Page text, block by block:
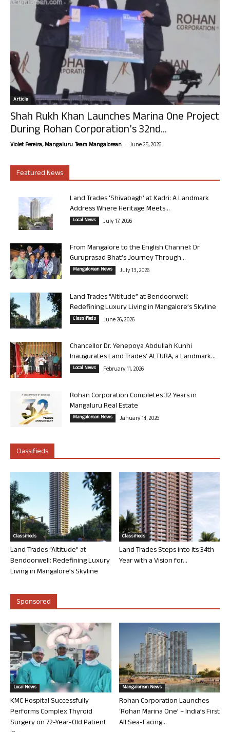
Article
Shah Rukh Khan Launches Marina One Project
During Rohan Corporation’s 32nd...
Violet Pereira, Mangaluru. Team Mangalorean. - June 25, 2026
Featured News
Land Trades ‘Shivabagh’ at Kadri: A Landmark
Address Where Heritage Meets...
Local News July 17, 2026
From Mangalore to the English Channel: Dr
Guruprasad Bhat’s Journey Through...
Mangalorean News July 13, 2026
Land Trades “Altitude” at Bendoorwell:
Redefining Luxury Living in Mangalore’s Skyline
Classifieds June 26, 2026
Chancellor Dr. Yenepoya Abdullah Kunhi
Inaugurates Land Trades’ ALTURA, a Landmark...
Local News February 11, 2026
Rohan Corporation Completes 32 Years in
Mangaluru Real Estate
Mangalorean News January 14, 2026
Classifieds
Classifieds
Land Trades “Altitude” at
Bendoorwell: Redefining Luxury
Living in Mangalore’s Skyline
Classifieds
Land Trades Steps into its 34th
Year with a Vision for...
Sponsored
Local News
KMC Hospital Successfully
Performs Complex Thyroid
Surgery on 72-Year-Old Patient
Mangalorean News
Rohan Corporation Launches
‘Rohan Marina One’ – India’s First
All Sea-Facing...